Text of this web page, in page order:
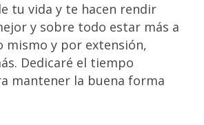
tu vida y te hacen rendir
y sobre todo estar más a
mismo y por extensión,
Dedicaré el tiempo
mantener la buena forma